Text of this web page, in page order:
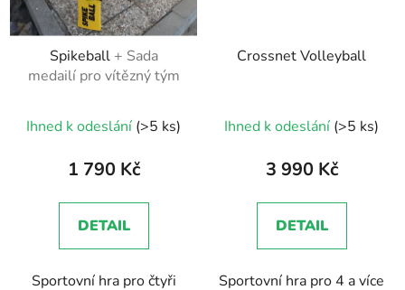
Spikeball + Sada
medailí pro vítězný tým
hodnocení
produktu
5,0
z
hvězdiček.
Ihned k odeslání (>5 ks)
1 790 Kč
DETAIL
Sportovní hra pro čtyři
Crossnet Volleyball
Ihned k odeslání (>5 ks)
3 990 Kč
DETAIL
Sportovní hra pro 4 a více